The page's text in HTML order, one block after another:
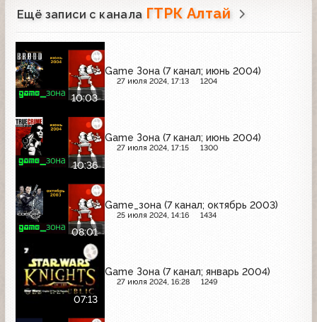
Ещё записи с канала ГТРК Алтай
10:03
Game Зона (7 канал; июнь 2004)
27 июля 2024, 17:13 1204
10:36
Game Зона (7 канал; июнь 2004)
27 июля 2024, 17:15 1300
08:01
Game_зона (7 канал; октябрь 2003)
25 июля 2024, 14:16 1434
07:13
Game Зона (7 канал; январь 2004)
27 июля 2024, 16:28 1249